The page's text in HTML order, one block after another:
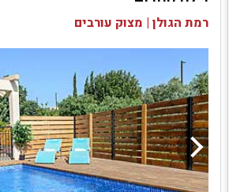
בדיקת זמינות ומחירים
רמת הגולן | מצוק עורבים